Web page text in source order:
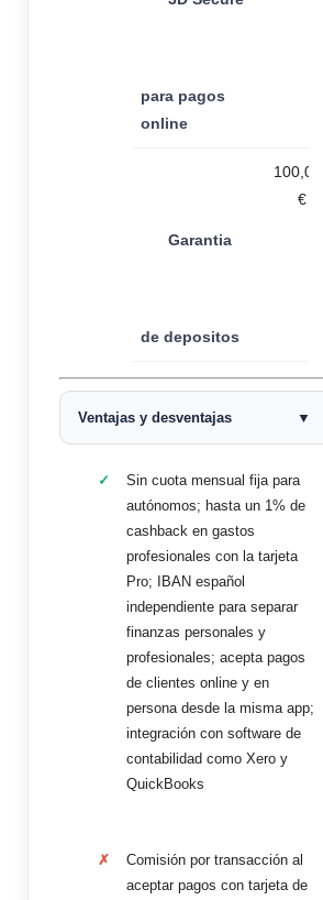
para pagos
online
Garantia
de depositos
100,000
€
Ventajas y desventajas
Sin cuota mensual fija para
autónomos; hasta un 1% de
cashback en gastos
profesionales con la tarjeta
Pro; IBAN español
independiente para separar
finanzas personales y
profesionales; acepta pagos
de clientes online y en
persona desde la misma app;
integración con software de
contabilidad como Xero y
QuickBooks
Comisión por transacción al
aceptar pagos con tarjeta de